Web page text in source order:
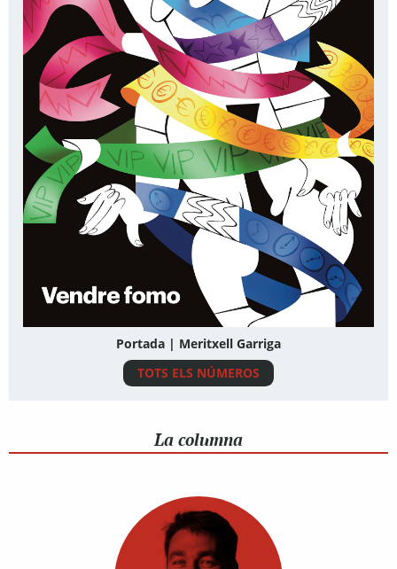
Portada | Meritxell Garriga
TOTS ELS NÚMEROS
La columna